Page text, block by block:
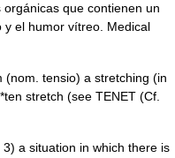
que contienen un
y el humor vítreo. Medical
tensio) a stretching (in
stretch (see TENET (Cf.
a situation in which there is